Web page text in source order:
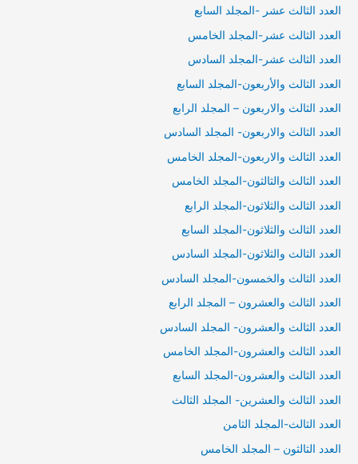
العدد الثالث عشر -المجلد السابع
العدد الثالث عشر-المجلد الخامس
العدد الثالث عشر-المجلد السادس
العدد الثالث والأربعون-المجلد السابع
العدد الثالث والاربعون – المجلد الرابع
العدد الثالث والاربعون- المجلد السادس
العدد الثالث والاربعون-المجلد الخامس
العدد الثالث والثالثون-المجلد الخامس
العدد الثالث والثلاثون-المجلد الرابع
العدد الثالث والثلاثون-المجلد السابع
العدد الثالث والثلاثون-المجلد السادس
العدد الثالث والخمسون-المجلد السادس
العدد الثالث والعشرون – المجلد الرابع
العدد الثالث والعشرون- المجلد السادس
العدد الثالث والعشرون-المجلد الخامس
العدد الثالث والعشرون-المجلد السابع
العدد الثالث والعشرين- المجلد الثالث
العدد الثالث-المجلد الثامن
العدد الثالثون – المجلد الخامس